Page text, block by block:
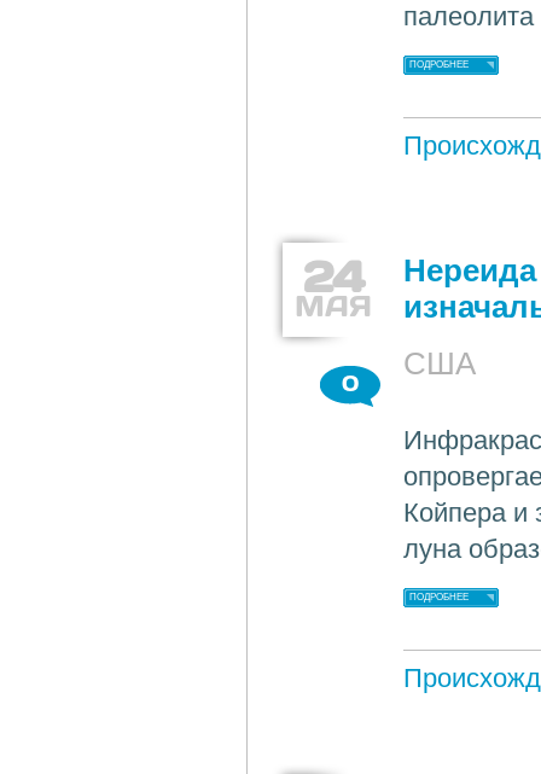
ПОДРОБНЕЕ
24
МАЯ
США
0
Койпера и
луна
ПОДРОБНЕЕ